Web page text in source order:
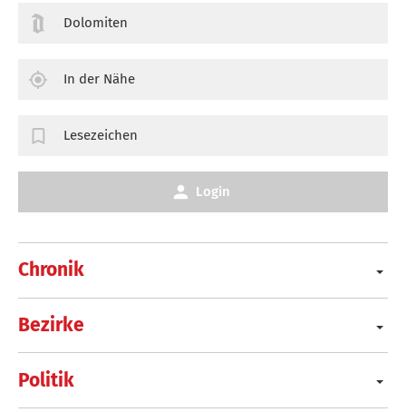
Chronik
Bezirke
Politik
Dolomiten
In der Nähe
Lesezeichen
Login